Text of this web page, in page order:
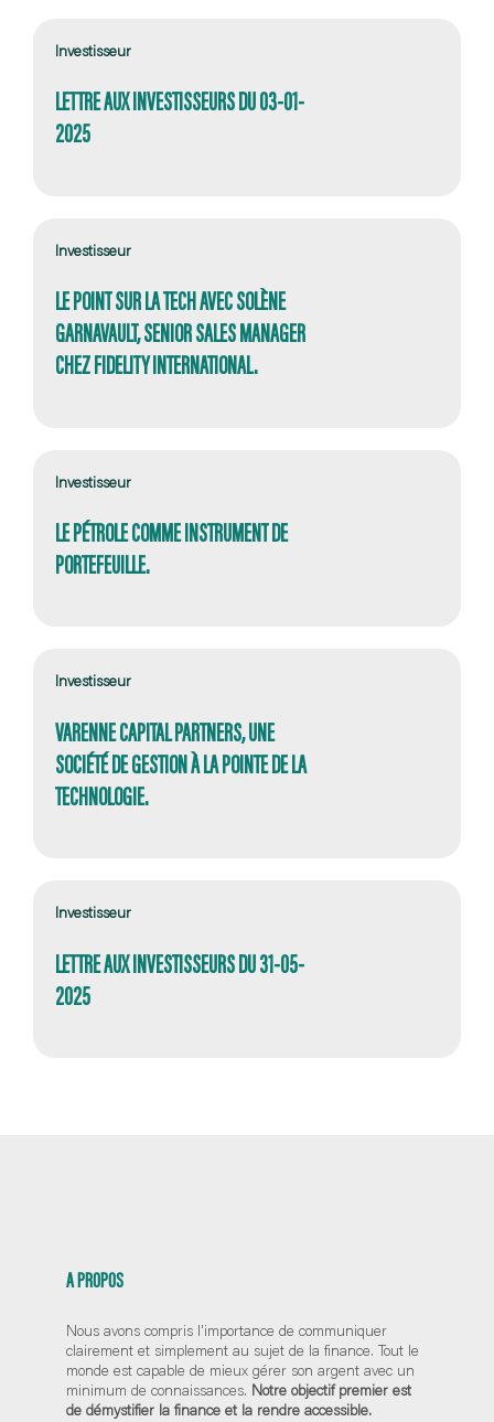
Investisseur
LETTRE AUX INVESTISSEURS DU 03-01-
2025
Investisseur
LE POINT SUR LA TECH AVEC SOLÈNE
GARNAVAULT, SENIOR SALES MANAGER
CHEZ FIDELITY INTERNATIONAL.
Investisseur
LE PÉTROLE COMME INSTRUMENT DE
PORTEFEUILLE.
Investisseur
VARENNE CAPITAL PARTNERS, UNE
SOCIÉTÉ DE GESTION À LA POINTE DE LA
TECHNOLOGIE.
Investisseur
LETTRE AUX INVESTISSEURS DU 31-05-
2025
A PROPOS
Nous avons compris l'importance de communiquer
clairement et simplement au sujet de la finance. Tout le
monde est capable de mieux gérer son argent avec un
minimum de connaissances. Notre objectif premier est
de démystifier la finance et la rendre accessible.